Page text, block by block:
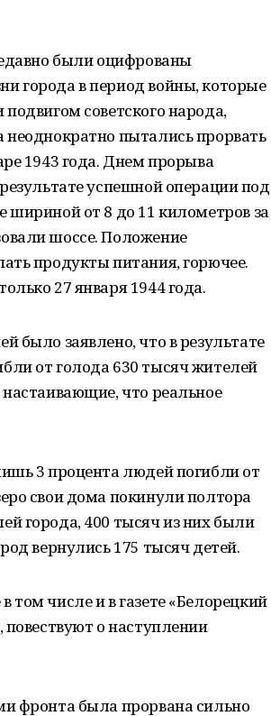
были оцифрованы
города в период войны, которые
советского народа,
пытались прорвать
1943 года. Днем прорыва
успешной операции под
шириной от 8 до 11 километров за
шоссе. Положение
продукты питания, горючее.
27 января 1944 года.
было заявлено, что в результате
от голода 630 тысяч жителей
что реальное
3 процента людей погибли от
свои дома покинули полтора
города, 400 тысяч из них были
вернулись 175 тысяч детей.
числе и в газете «Белорецкий
о наступлении
фронта была прорвана сильно